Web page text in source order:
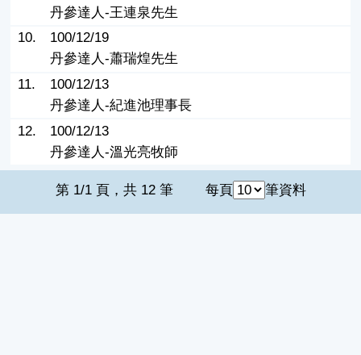
丹參達人-王連泉先生
10.
100/12/19
丹參達人-蕭瑞煌先生
11.
100/12/13
丹參達人-紀進池理事長
12.
100/12/13
丹參達人-溫光亮牧師
第 1/1 頁，共 12 筆 每頁 筆資料